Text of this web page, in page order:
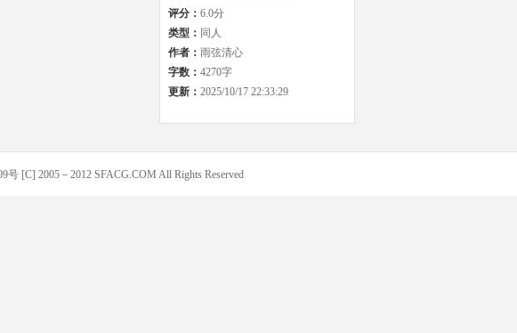
评分： 6.0分
类型： 同人
作者： 雨弦清心
字数： 4270字
更新： 2025/10/17 22:33:29
[C] 2005－2012 SFACG.COM All Rights Reserved